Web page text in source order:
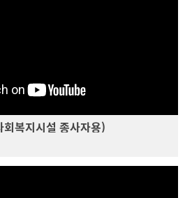
복지시설 종사자용)